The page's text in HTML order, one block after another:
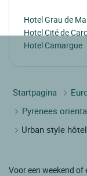
Hotel Grau de
Hotel Cité de
Hotel Camargue
Startpagina
Pyrenees
Urban style
Voor een weekend of